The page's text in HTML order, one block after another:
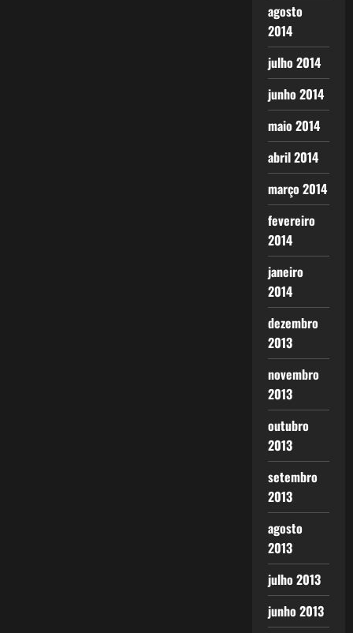
agosto
2014
julho 2014
junho 2014
maio 2014
abril 2014
março 2014
fevereiro
2014
janeiro
2014
dezembro
2013
novembro
2013
outubro
2013
setembro
2013
agosto
2013
julho 2013
junho 2013